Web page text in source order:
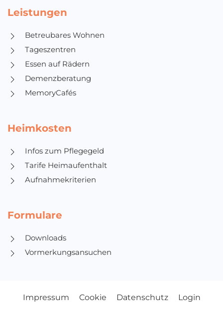
Leistungen
Betreubares Wohnen
Tageszentren
Essen auf Rädern
Demenzberatung
MemoryCafés
Heimkosten
Infos zum Pflegegeld
Tarife Heimaufenthalt
Aufnahmekriterien
Formulare
Downloads
Vormerkungsansuchen
Impressum Cookie Datenschutz Login